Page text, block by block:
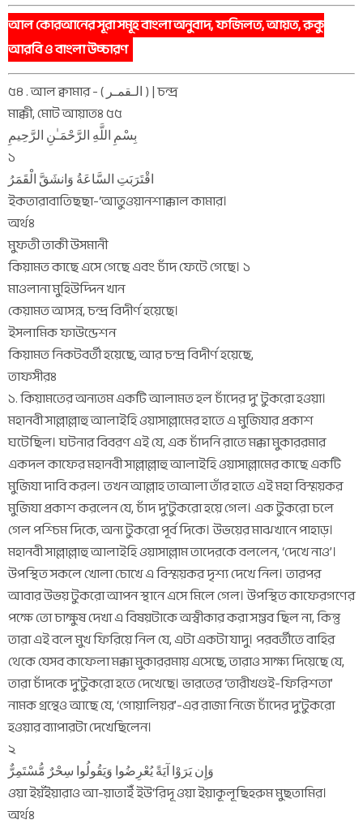
আল কোরআনের সূরা সমূহ বাংলা অনুবাদ, ফজিলত, আয়ত, রুকু
আরবি ও বাংলা উচ্চারণ
৫৪ . আল ক্বামার - ( الـقمـر ) | চন্দ্র
মাক্কী, মোট আয়াতঃ ৫৫
بِسْمِ اللَّهِ الرَّحْمَـٰنِ الرَّحِيمِ
১
اقْتَرَبَتِ السَّاعَةُ وَانشَقَّ الْقَمَرُ
ইকতারাবাতিছছা-‘আতুওয়ানশাক্কাল কামার।
অর্থঃ
মুফতী তাকী উসমানী
কিয়ামত কাছে এসে গেছে এবং চাঁদ ফেটে গেছে। ১
মাওলানা মুহিউদ্দিন খান
কেয়ামত আসন্ন, চন্দ্র বিদীর্ণ হয়েছে।
ইসলামিক ফাউন্ডেশন
কিয়ামত নিকটবর্তী হয়েছে, আর চন্দ্র বিদীর্ণ হয়েছে,
তাফসীরঃ
১. কিয়ামতের অন্যতম একটি আলামত হল চাঁদের দু’ টুকরো হওয়া।
মহানবী সাল্লাল্লাহু আলাইহি ওয়াসাল্লামের হাতে এ মুজিযার প্রকাশ
ঘটেছিল। ঘটনার বিবরণ এই যে, এক চাঁদনি রাতে মক্কা মুকাররমার
একদল কাফের মহানবী সাল্লাল্লাহু আলাইহি ওয়াসাল্লামের কাছে একটি
মুজিযা দাবি করল। তখন আল্লাহ তাআলা তাঁর হাতে এই মহা বিস্ময়কর
মুজিযা প্রকাশ করলেন যে, চাঁদ দু’টুকরো হয়ে গেল। এক টুকরো চলে
গেল পশ্চিম দিকে, অন্য টুকরো পূর্ব দিকে। উভয়ের মাঝখানে পাহাড়।
মহানবী সাল্লাল্লাহু আলাইহি ওয়াসাল্লাম তাদেরকে বললেন, ‘দেখে নাও’।
উপস্থিত সকলে খোলা চোখে এ বিস্ময়কর দৃশ্য দেখে নিল। তারপর
আবার উভয় টুকরো আপন স্থানে এসে মিলে গেল। উপস্থিত কাফেরগণের
পক্ষে তো চাক্ষুষ দেখা এ বিষয়টাকে অস্বীকার করা সম্ভব ছিল না, কিন্তু
তারা এই বলে মুখ ফিরিয়ে নিল যে, এটা একটা যাদু। পরবর্তীতে বাহির
থেকে যেসব কাফেলা মক্কা মুকাররমায় এসেছে, তারাও সাক্ষ্য দিয়েছে যে,
তারা চাঁদকে দু’টুকরো হতে দেখেছে। ভারতের ‘তারীখণ্ডই-ফিরিশতা’
নামক গ্রন্থেও আছে যে, ‘গোয়ালিয়র’-এর রাজা নিজে চাঁদের দু’টুকরো
হওয়ার ব্যাপারটা দেখেছিলেন।
২
وَإِن يَرَوْا آيَةً يُعْرِضُوا وَيَقُولُوا سِحْرٌ مُّسْتَمِرٌّ
ওয়া ইয়ঁইয়ারাও আ-য়াতাইঁ ইউ‘রিদূ ওয়া ইয়াকূলূছিহরুম মুছতামির।
অর্থঃ